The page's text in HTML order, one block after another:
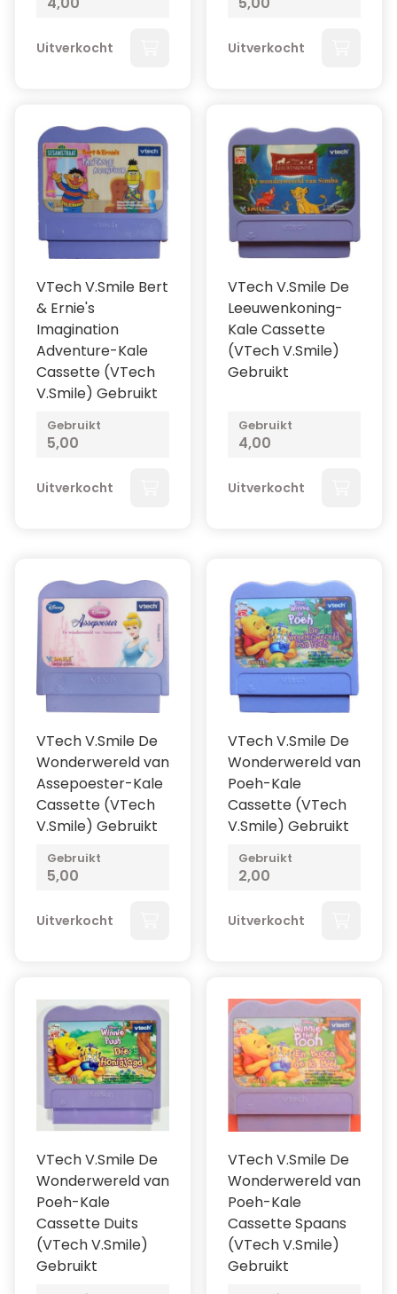
Uitverkocht Uitverkocht
VTech V.Smile Bert
& Ernie's
Imagination
Adventure-Kale
Cassette (VTech
V.Smile) Gebruikt
Gebruikt
5,00
Uitverkocht
VTech V.Smile De
Leeuwenkoning-
Kale Cassette
(VTech V.Smile)
Gebruikt
Gebruikt
4,00
Uitverkocht
VTech V.Smile De
Wonderwereld van
Assepoester-Kale
Cassette (VTech
V.Smile) Gebruikt
Gebruikt
5,00
Uitverkocht
VTech V.Smile De
Wonderwereld van
Poeh-Kale
Cassette (VTech
V.Smile) Gebruikt
Gebruikt
2,00
Uitverkocht
VTech V.Smile De
Wonderwereld van
Poeh-Kale
Cassette Duits
(VTech V.Smile)
Gebruikt
VTech V.Smile De
Wonderwereld van
Poeh-Kale
Cassette Spaans
(VTech V.Smile)
Gebruikt